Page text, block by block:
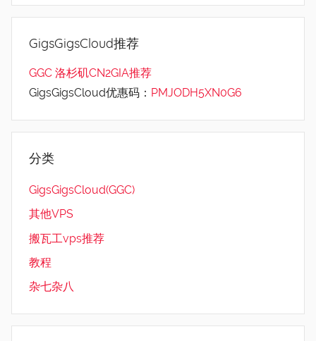
GigsGigsCloud推荐
GGC 洛杉矶CN2GIA推荐
GigsGigsCloud优惠码： PMJODH5XN0G6
分类
GigsGigsCloud(GGC)
其他VPS
搬瓦工vps推荐
教程
杂七杂八